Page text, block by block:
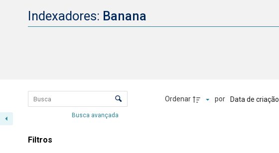
Indexadores: Banana
Lista de itens
Controle de ordenação e visualização
Busca avançada
Ordenar por Data de criação
Filtros